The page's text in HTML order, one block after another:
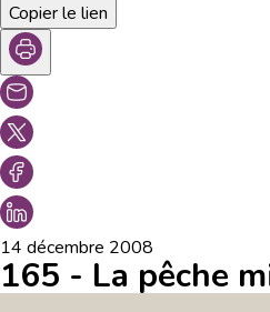
Copier le lien
14 décembre 2008
165 - La pêche